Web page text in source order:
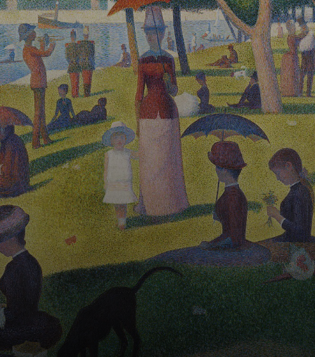
1859, Seurat ha
dato vita a
capolavori che
incantano per la
loro precisione
meticolosa e per
un effetto visivo
semplicemente
sbalorditivo.